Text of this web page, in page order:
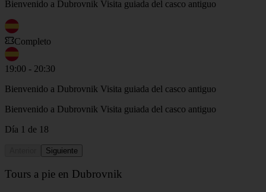
Bienvenido a Dubrovnik Visita guiada del casco antiguo
Completo
19:00 - 20:30
Bienvenido a Dubrovnik Visita guiada del casco antiguo
Bienvenido a Dubrovnik Visita guiada del casco antiguo
Día 1 de 18
Siguiente
Tours a pie en Dubrovnik